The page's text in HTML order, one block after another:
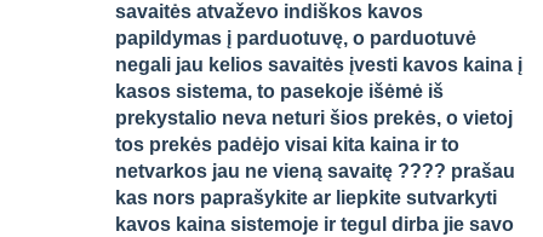
savaitės atvaževo indiškos kavos
papildymas į parduotuvę, o parduotuvė
negali jau kelios savaitės įvesti kavos kaina į
kasos sistema, to pasekoje išėmė iš
prekystalio neva neturi šios prekės, o vietoj
tos prekės padėjo visai kita kaina ir to
netvarkos jau ne vieną savaitę ???? prašau
kas nors paprašykite ar liepkite sutvarkyti
kavos kaina sistemoje ir tegul dirba jie savo